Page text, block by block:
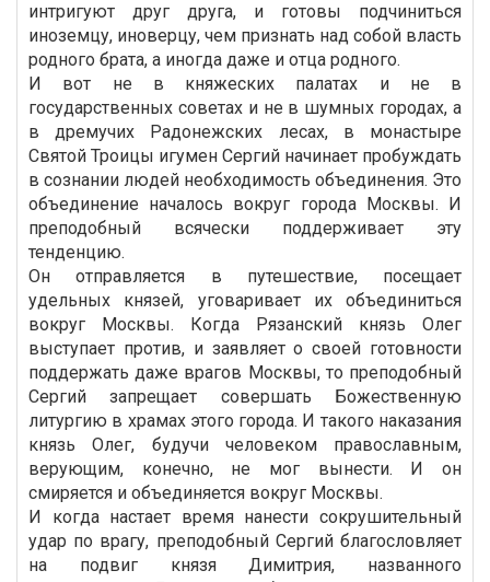
интригуют друг друга, и готовы подчиниться
иноземцу, иноверцу, чем признать над собой власть
родного брата, а иногда даже и отца родного.
И вот не в княжеских палатах и не в
государственных советах и не в шумных городах, а
в дремучих Радонежских лесах, в монастыре
Святой Троицы игумен Сергий начинает пробуждать
в сознании людей необходимость объединения. Это
объединение началось вокруг города Москвы. И
преподобный всячески поддерживает эту
тенденцию.
Он отправляется в путешествие, посещает
удельных князей, уговаривает их объединиться
вокруг Москвы. Когда Рязанский князь Олег
выступает против, и заявляет о своей готовности
поддержать даже врагов Москвы, то преподобный
Сергий запрещает совершать Божественную
литургию в храмах этого города. И такого наказания
князь Олег, будучи человеком православным,
верующим, конечно, не мог вынести. И он
смиряется и объединяется вокруг Москвы.
И когда настает время нанести сокрушительный
удар по врагу, преподобный Сергий благословляет
на подвиг князя Димитрия, названного